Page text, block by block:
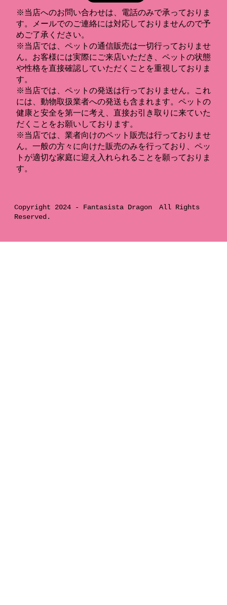
※当店へのお問い合わせは、電話のみで承っておりま
す。メールでのご連絡には対応しておりませんので予
めご了承ください。
※当店では、ペットの通信販売は一切行っておりませ
ん。お客様には実際にご来店いただき、ペットの状態
や性格を直接確認していただくことを重視しておりま
す。
※当店では、ペットの発送は行っておりません。これ
には、動物取扱業者への発送も含まれます。ペットの
健康と安全を第一に考え、直接お引き取りに来ていた
だくことをお願いしております。
※当店では、業者向けのペット販売は行っておりませ
ん。一般の方々に向けた販売のみを行っており、ペッ
トが適切な家庭に迎え入れられることを願っておりま
す。
Copyright 2024 - Fantasista DragonAll Rights
Reserved.